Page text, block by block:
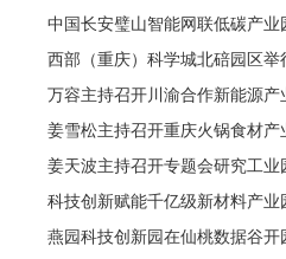
西部（重庆）科学城北碚园区举
姜雪松主持召开重庆火锅食材
姜天波主持召开专题会研究工
科技创新赋能千亿级新材料产业
燕园科技创新园在仙桃数据谷开